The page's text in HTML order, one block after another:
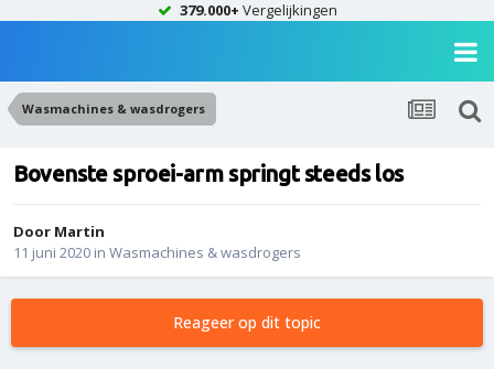
379.000+ Vergelijkingen
Wasmachines & wasdrogers
Bovenste sproei-arm springt steeds los
Door Martin
11 juni 2020 in Wasmachines & wasdrogers
Reageer op dit topic